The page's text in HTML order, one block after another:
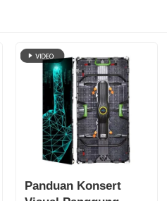
Panduan Konsert